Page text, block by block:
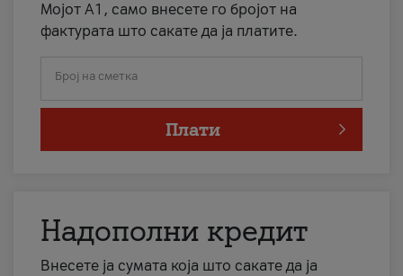
Мојот А1, само внесете го бројот на
фактурата што сакате да ја платите.
Број на сметка
Плати
Надополни кредит
Внесете ја сумата која што сакате да ја